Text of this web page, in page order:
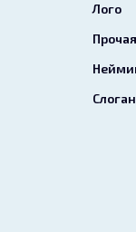
Лого
Слоган